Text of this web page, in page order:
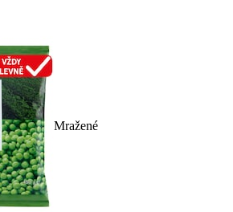
Mražené